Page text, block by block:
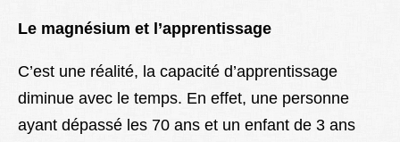
Le magnésium et l’apprentissage
C’est une réalité, la capacité d’apprentissage
diminue avec le temps. En effet, une personne
ayant dépassé les 70 ans et un enfant de 3 ans